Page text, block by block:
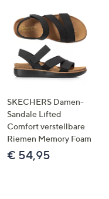
SKECHERS Damen-
Sandale Lifted
Comfort verstellbare
Riemen Memory Foam
€ 54,95